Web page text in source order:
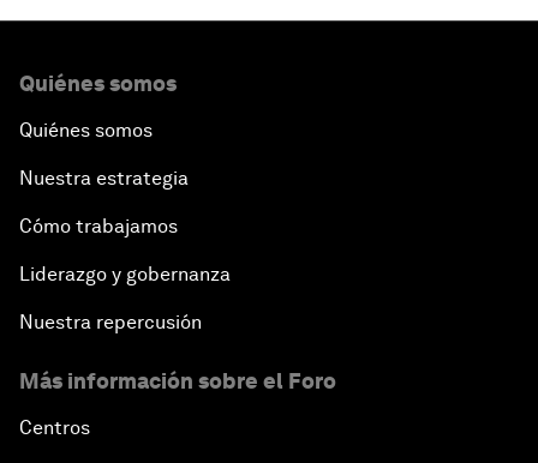
Quiénes somos
Quiénes somos
Nuestra estrategia
Cómo trabajamos
Liderazgo y gobernanza
Nuestra repercusión
Más información sobre el Foro
Centros